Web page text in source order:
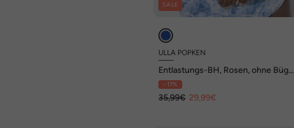
SALE
ULLA POPKEN
Entlastungs-BH, Rosen, ohne Bügel,
Cup C - F
- 17%
35,99€ 29,99€